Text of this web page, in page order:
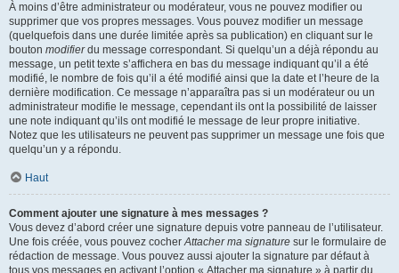
À moins d’être administrateur ou modérateur, vous ne pouvez modifier ou
supprimer que vos propres messages. Vous pouvez modifier un message
(quelquefois dans une durée limitée après sa publication) en cliquant sur le
bouton modifierdu message correspondant. Si quelqu’un a déjà répondu au
message, un petit texte s’affichera en bas du message indiquant qu’il a été
modifié, le nombre de fois qu’il a été modifié ainsi que la date et l’heure de la
dernière modification. Ce message n’apparaîtra pas si un modérateur ou un
administrateur modifie le message, cependant ils ont la possibilité de laisser
une note indiquant qu’ils ont modifié le message de leur propre initiative.
Notez que les utilisateurs ne peuvent pas supprimer un message une fois que
quelqu’un y a répondu.
Haut
Comment ajouter une signature à mes messages ?
Vous devez d’abord créer une signature depuis votre panneau de l’utilisateur.
Une fois créée, vous pouvez cocherAttacher ma signature sur le formulaire de
rédaction de message. Vous pouvez aussi ajouter la signature par défaut à
tous vos messages en activant l’option « Attacher ma signature » à partir du